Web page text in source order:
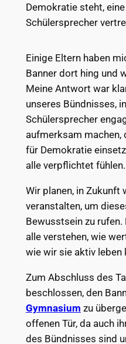
Demokratie steht,
Schülersprecher
Einige Eltern haben
Banner dort hing und
Meine Antwort war
unseres Bündnisses,
Schülersprecher
aufmerksam machen,
für Demokratie
alle verpflichtet fühlen.
Wir planen, in Zukunft
veranstalten, um
Bewusstsein zu
alle verstehen, wie
wie wir sie aktiv leben
Zum Abschluss des
beschlossen, den
Gymnasium zu
offenen Tür, da auch
des Bündnisses sind